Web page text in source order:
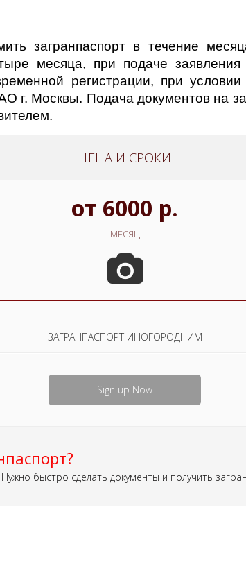
загранпаспорт в течение
месяца, при подаче
регистрации, при
Москвы. Подача документов на
ЦЕНА И СРОКИ
от 6000 р.
МЕСЯЦ
ЗАГРАНПАСПОРТ ИНОГОРОДНИМ
Sign up Now
быстро сделать документы и получить